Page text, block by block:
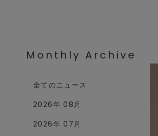
Monthly Archive
全てのニュース
2026年 08月
2026年 07月